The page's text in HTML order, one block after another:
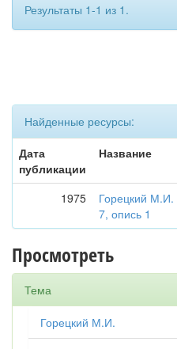
Результаты 1-1 из 1.
Найденные ресурсы:
Дата
публикации
Название
1975
Горецкий
7, опись 1
Просмотреть
Тема
Горецкий М.И.